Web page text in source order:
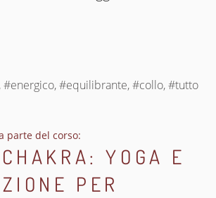
#energico, #equilibrante, #collo, #tutto
parte del corso:
YOGA E
PER